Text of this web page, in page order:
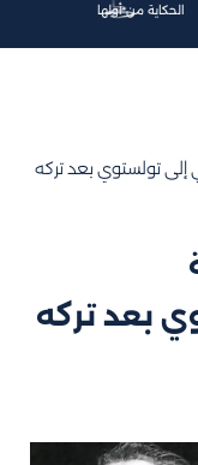
الحكاية من أولها
إلى تولستوي بعد تركه
بعد تركه